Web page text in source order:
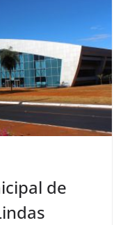
de